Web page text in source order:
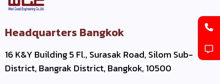
Headquarters Bangkok
16 K&Y Building 5 Fl., Surasak Road, Silom Sub-
District, Bangrak District, Bangkok, 10500